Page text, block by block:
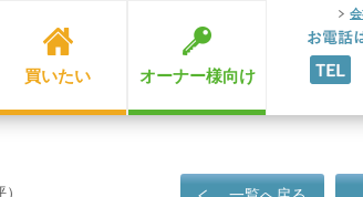
買いたい オーナー様向け